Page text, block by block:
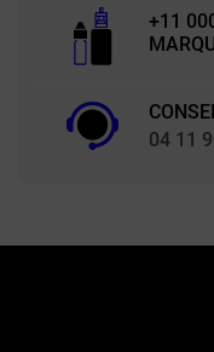
+11
04 11